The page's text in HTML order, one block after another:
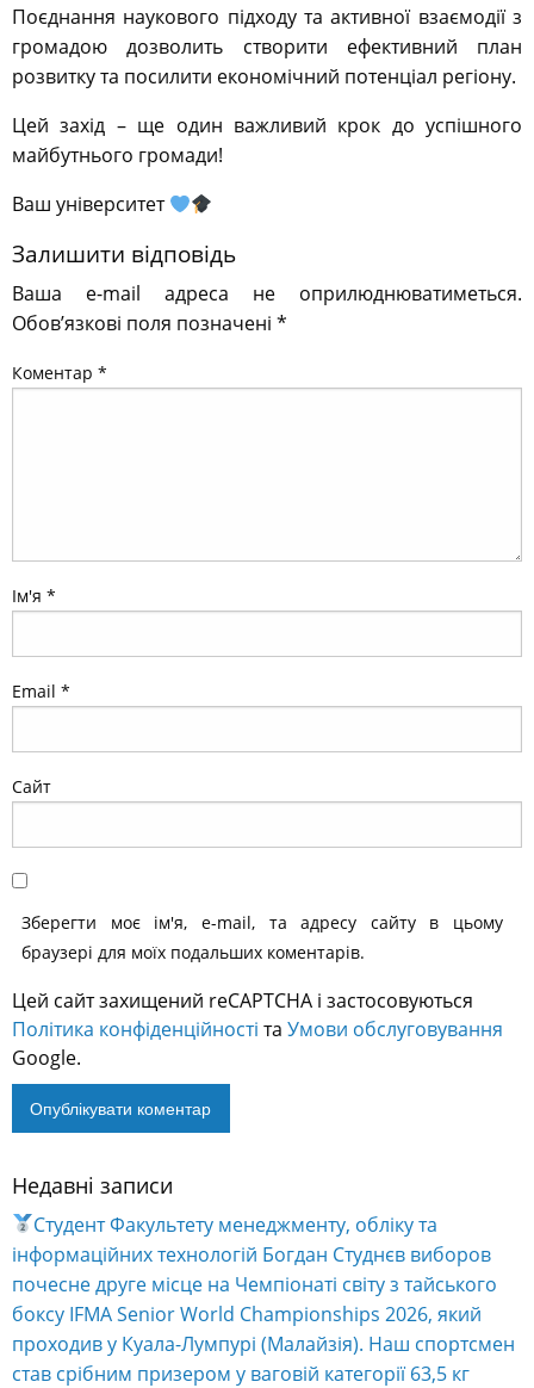
Поєднання наукового підходу та активної взаємодії з
громадою дозволить створити ефективний план
розвитку та посилити економічний потенціал регіону.
Цей захід – ще один важливий крок до успішного
майбутнього громади!
Ваш університет
Залишити відповідь
Ваша e-mail адреса не оприлюднюватиметься.
Обов’язкові поля позначені *
Коментар *
Ім'я *
Email *
Сайт
Зберегти моє ім'я, e-mail, та адресу сайту в цьому
браузері для моїх подальших коментарів.
Цей сайт захищений reCAPTCHA і застосовуються
Політика конфіденційності та Умови обслуговування
Google.
Alternative:
Недавні записи
Студент Факультету менеджменту, обліку та
інформаційних технологій Богдан Студнєв виборов
почесне друге місце на Чемпіонаті світу з тайського
боксу IFMA Senior World Championships 2026, який
проходив у Куала-Лумпурі (Малайзія). Наш спортсмен
став срібним призером у ваговій категорії 63,5 кг